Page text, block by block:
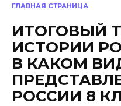
ГЛАВНАЯ СТРАНИЦА
ИТОГОВЫЙ
ИСТОРИИ
В КАКОМ
РОССИИ 8